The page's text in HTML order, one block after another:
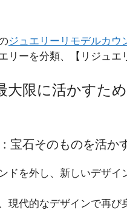
ジュエリーリモデルカウ
リーを分類、【リジュ
大限に活かすた
宝石そのものを活か
ドを外し、新しいデザイ
現代的なデザインで再び